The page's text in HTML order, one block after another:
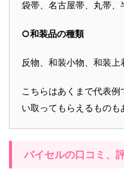
袋帯、名古屋帯、丸帯、
○和装品の種類
反物、和装小物、和装上
こちらはあくまで代表
い取ってもらえるものも
バイセルの口コミ、